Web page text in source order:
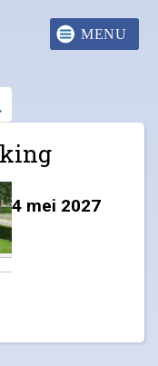
4 mei 2027